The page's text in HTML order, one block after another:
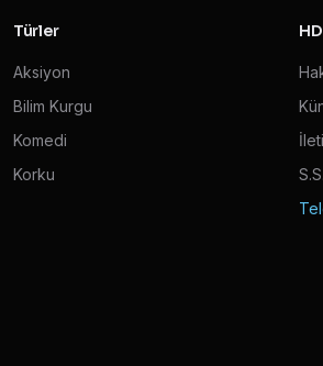
Türler
Aksiyon
Bilim Kurgu
Komedi
Korku